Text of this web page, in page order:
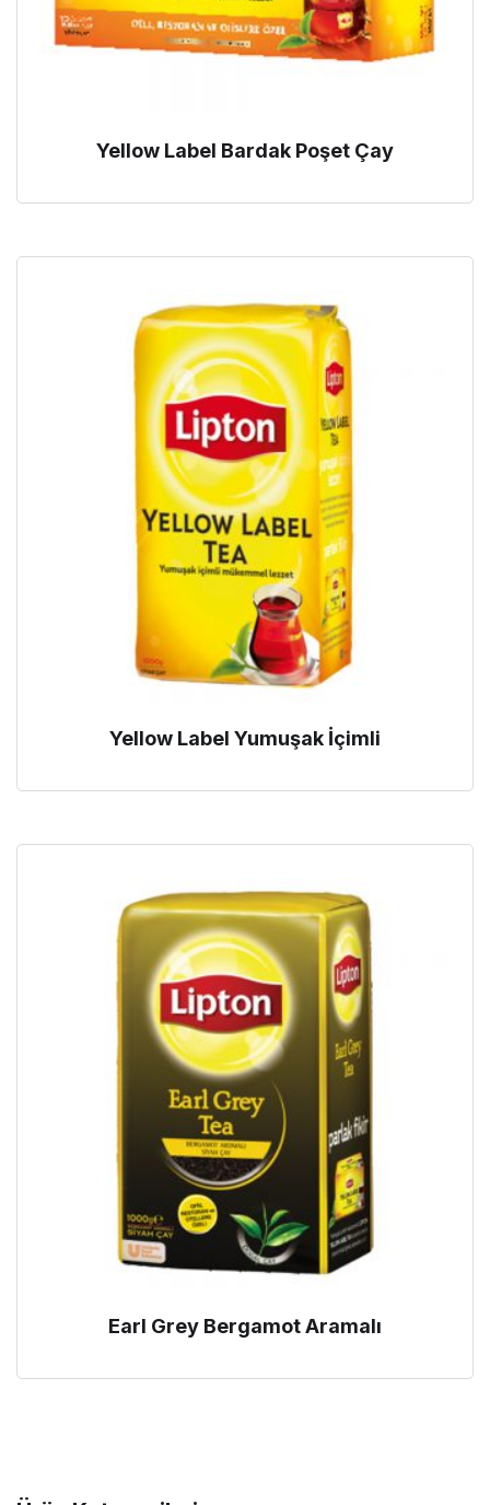
Yellow Label Bardak Poşet Çay
Yellow Label Yumuşak İçimli
Earl Grey Bergamot Aramalı